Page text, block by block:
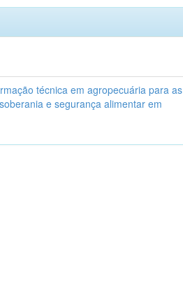
técnica em agropecuária para as
e segurança alimentar em